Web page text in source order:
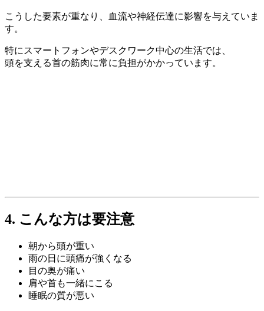
こうした要素が重なり、血流や神経伝達に影響を与えていま
す。
特にスマートフォンやデスクワーク中心の生活では、
頭を支える首の筋肉に常に負担がかかっています。
4. こんな方は要注意
朝から頭が重い
雨の日に頭痛が強くなる
目の奥が痛い
肩や首も一緒にこる
睡眠の質が悪い